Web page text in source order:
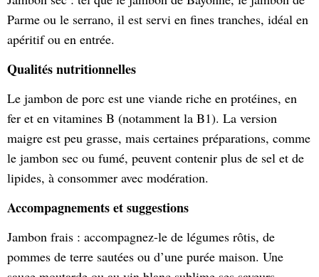
Parme ou le serrano, il est servi en fines tranches, idéal en
apéritif ou en entrée.
Qualités nutritionnelles
Le jambon de porc est une viande riche en protéines, en
fer et en vitamines B (notamment la B1). La version
maigre est peu grasse, mais certaines préparations, comme
le jambon sec ou fumé, peuvent contenir plus de sel et de
lipides, à consommer avec modération.
Accompagnements et suggestions
Jambon frais : accompagnez-le de légumes rôtis, de
pommes de terre sautées ou d’une purée maison. Une